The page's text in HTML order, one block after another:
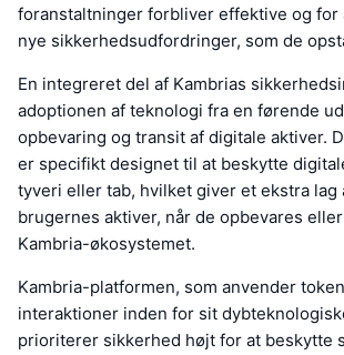
foranstaltninger forbliver effektive og for
nye sikkerhedsudfordringer, som de
En integreret del af Kambrias
adoptionen af teknologi fra en førende
opbevaring og transit af digitale aktiver.
er specifikt designet til at beskytte
tyveri eller tab, hvilket giver et ekstra lag
brugernes aktiver, når de opbevares
Kambria-økosystemet.
Kambria-platformen, som anvender
interaktioner inden for sit
prioriterer sikkerhed højt for at beskytte